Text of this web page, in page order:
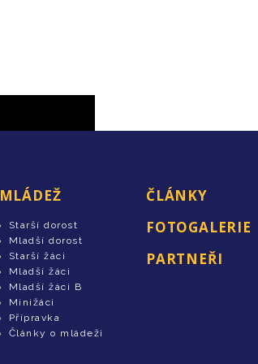
MLÁDEŽ
Starší dorost
Mladší dorost
Starší žáci
Mladší žáci
Mladší žáci B
Minižáci
Přípravka
Články o mládeži
ČLÁNKY
FOTOGALERIE
PARTNEŘI